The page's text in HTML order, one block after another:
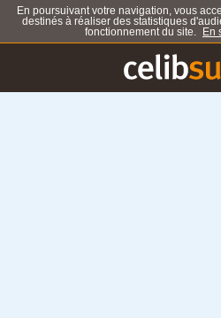
En poursuivant votre navigation, vous
destinés à réaliser des statistiques
fonctionnement du site.
En